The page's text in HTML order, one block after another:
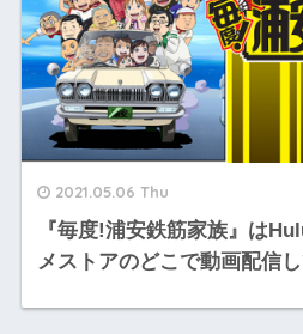
2021.05.06 Thu
『毎度!浦安鉄筋家族』は
メストアのどこで動画配信し